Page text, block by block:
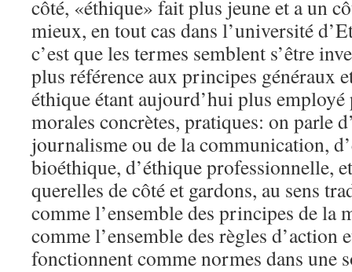
côté, «éthique» fait plus jeune et a un
mieux, en tout cas dans l’université
c’est que les termes semblent s’être
plus référence aux principes généraux
éthique étant aujourd’hui plus employé
morales concrètes, pratiques: on parle
journalisme ou de la communication,
bioéthique, d’éthique professionnelle,
querelles de côté et gardons, au sens
comme l’ensemble des principes de la
comme l’ensemble des règles d’action
fonctionnent comme normes dans une